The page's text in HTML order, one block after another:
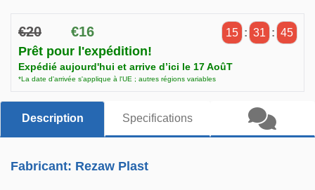
€20 €16 15 : 31 : 45
Prêt pour l'expédition!
Expédié aujourd'hui et arrive d’ici le 17 AoûT
*La date d'arrivée s'applique à l'UE ; autres régions variables
Description Specifications
Fabricant: Rezaw Plast